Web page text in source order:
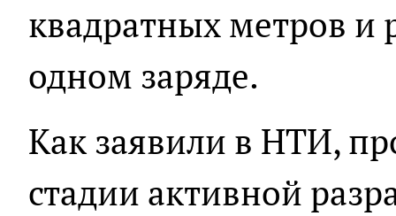
квадратных метров и
одном заряде.
Как заявили в НТИ,
стадии активной